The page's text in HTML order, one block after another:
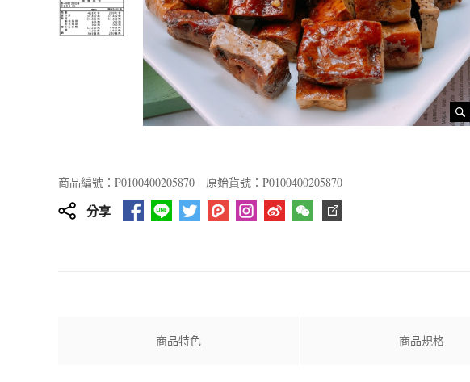
商品編號：P0100400205870 原始貨號：P0100400205870
分享
商品特色 商品規格